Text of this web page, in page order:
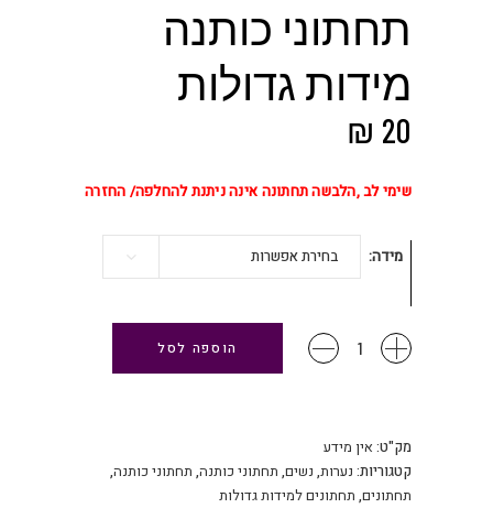
תחתוני כותנה
מידות גדולות
₪ 20
שימי לב ,הלבשה תחתונה אינה ניתנת להחלפה/ החזרה
מידה בחירת אפשרות
תחתוני
כותנה
כמות
הוספה לסל
מק"ט: אין מידע
קטגוריות: נערות, נשים, תחתוני כותנה, תחתוני כותנה,
תחתונים, תחתונים למידות גדולות